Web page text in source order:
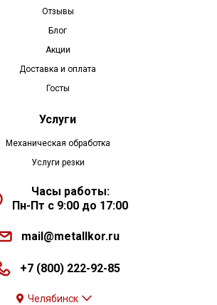
Отзывы
Блог
Акции
Доставка и оплата
Госты
Услуги
Механическая обработка
Услуги резки
Часы работы:
Пн-Пт с 9:00 до 17:00
mail@metallkor.ru
+7 (800) 222-92-85
Челябинск